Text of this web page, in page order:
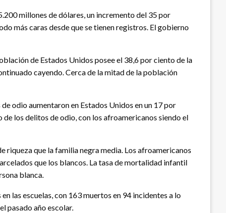
millones de dólares, un incremento del 35 por
más caras desde que se tienen registros. El gobierno
de Estados Unidos posee el 38,6 por ciento de la
cayendo. Cerca de la mitad de la población
odio aumentaron en Estados Unidos en un 17 por
los delitos de odio, con los afroamericanos siendo el
riqueza que la familia negra media. Los afroamericanos
que los blancos. La tasa de mortalidad infantil
blanca.
las escuelas, con 163 muertos en 94 incidentes a lo
pasado año escolar.